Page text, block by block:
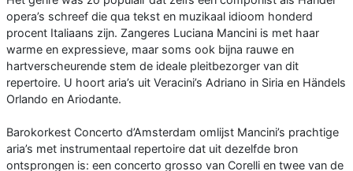
opera’s schreef die qua tekst en muzikaal idioom honderd
procent Italiaans zijn. Zangeres Luciana Mancini is met haar
warme en expressieve, maar soms ook bijna rauwe en
hartverscheurende stem de ideale pleitbezorger van dit
repertoire. U hoort aria’s uit Veracini’s Adriano in Siria en Händels
Orlando en Ariodante.
Barokorkest Concerto d’Amsterdam omlijst Mancini’s prachtige
aria’s met instrumentaal repertoire dat uit dezelfde bron
ontsprongen is: een concerto grosso van Corelli en twee van de